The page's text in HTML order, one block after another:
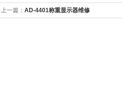
上一篇： AD-4401称重显示器维修